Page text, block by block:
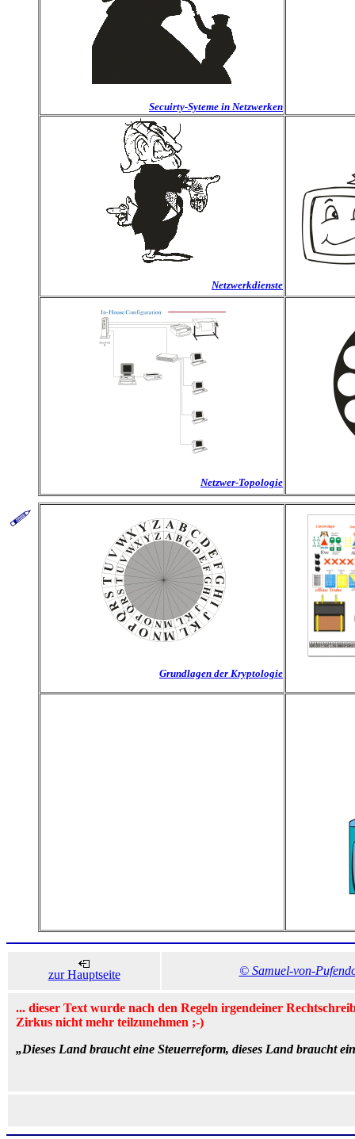
Secuirty-Syteme in Netzwerken
Netzwerkdienste
Netzwer-Topologie
Grundlagen der Kryptologie
zur Hauptseite © Samuel-von-
... dieser Text wurde nach den Regeln irgendeiner
Zirkus nicht mehr teilzunehmen ;-)
„Dieses Land braucht eine Steuerreform, dieses Land braucht